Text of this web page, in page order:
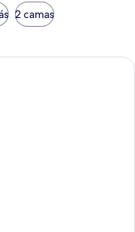
2 camas
con cama, ventana